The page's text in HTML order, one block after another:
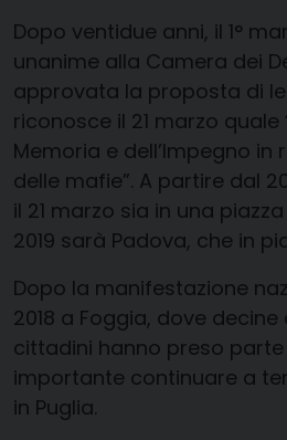
Dopo ventidue anni, il 1°
unanime alla Camera dei
approvata la proposta di
riconosce il 21 marzo
Memoria e dell’Impegno
delle mafie”. A partire dal
il 21 marzo sia in una
2019 sarà Padova, che in
Dopo la manifestazione
2018 a Foggia, dove
cittadini hanno preso
importante continuare a
in Puglia.